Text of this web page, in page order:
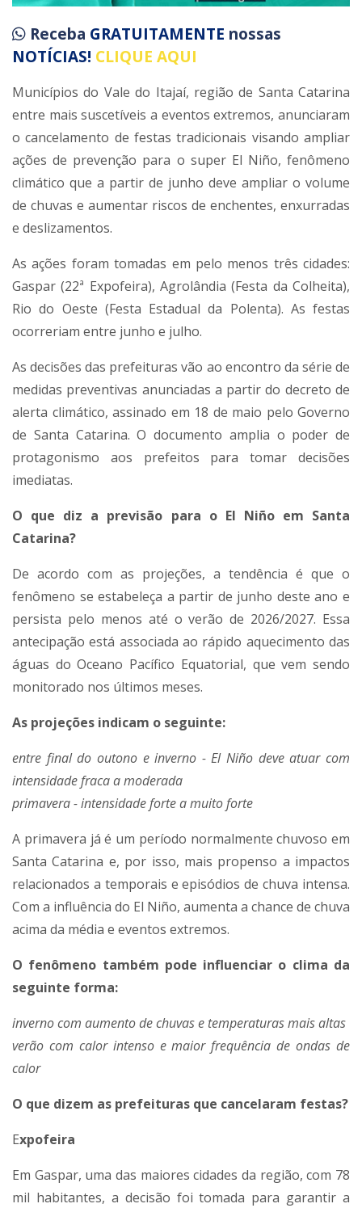
Receba GRATUITAMENTE nossas
NOTÍCIAS! CLIQUE AQUI
Municípios do Vale do Itajaí, região de Santa Catarina
entre mais suscetíveis a eventos extremos, anunciaram
o cancelamento de festas tradicionais visando ampliar
ações de prevenção para o super El Niño, fenômeno
climático que a partir de junho deve ampliar o volume
de chuvas e aumentar riscos de enchentes, enxurradas
e deslizamentos.
As ações foram tomadas em pelo menos três cidades:
Gaspar (22ª Expofeira), Agrolândia (Festa da Colheita),
Rio do Oeste (Festa Estadual da Polenta). As festas
ocorreriam entre junho e julho.
As decisões das prefeituras vão ao encontro da série de
medidas preventivas anunciadas a partir do decreto de
alerta climático, assinado em 18 de maio pelo Governo
de Santa Catarina. O documento amplia o poder de
protagonismo aos prefeitos para tomar decisões
imediatas.
O que diz a previsão para o El Niño em Santa
Catarina?
De acordo com as projeções, a tendência é que o
fenômeno se estabeleça a partir de junho deste ano e
persista pelo menos até o verão de 2026/2027. Essa
antecipação está associada ao rápido aquecimento das
águas do Oceano Pacífico Equatorial, que vem sendo
monitorado nos últimos meses.
As projeções indicam o seguinte:
entre final do outono e inverno - El Niño deve atuar com
intensidade fraca a moderada
primavera - intensidade forte a muito forte
A primavera já é um período normalmente chuvoso em
Santa Catarina e, por isso, mais propenso a impactos
relacionados a temporais e episódios de chuva intensa.
Com a influência do El Niño, aumenta a chance de chuva
acima da média e eventos extremos.
O fenômeno também pode influenciar o clima da
seguinte forma:
inverno com aumento de chuvas e temperaturas mais altas
verão com calor intenso e maior frequência de ondas de
calor
O que dizem as prefeituras que cancelaram festas?
Expofeira
Em Gaspar, uma das maiores cidades da região, com 78
mil habitantes, a decisão foi tomada para garantir a